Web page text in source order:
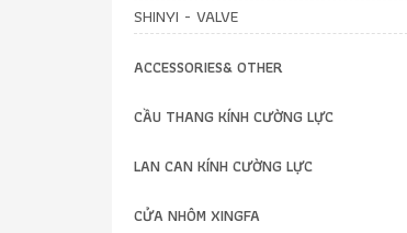
SHINYI - VALVE
ACCESSORIES& OTHER
CẦU THANG KÍNH CƯỜNG LỰC
LAN CAN KÍNH CƯỜNG LỰC
CỬA NHÔM XINGFA